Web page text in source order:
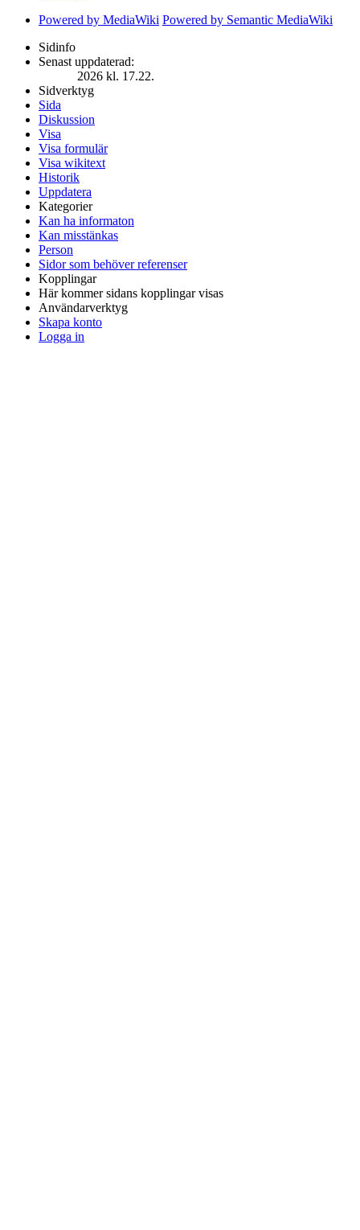
Powered by MediaWiki Powered by Semantic MediaWiki
Sidinfo
Senast uppdaterad:
2026 kl. 17.22.
Sidverktyg
Sida
Diskussion
Visa
Visa formulär
Visa wikitext
Historik
Uppdatera
Kategorier
Kan ha informaton
Kan misstänkas
Person
Sidor som behöver referenser
Kopplingar
Här kommer sidans kopplingar visas
Användarverktyg
Skapa konto
Logga in